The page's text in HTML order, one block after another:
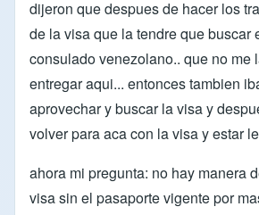
dijeron que despues de hacer los
de la visa que la tendre que buscar
consulado venezolano.. que no me
entregar aqui... entonces tambien
aprovechar y buscar la visa y
volver para aca con la visa y estar
ahora mi pregunta: no hay manera
visa sin el pasaporte vigente por